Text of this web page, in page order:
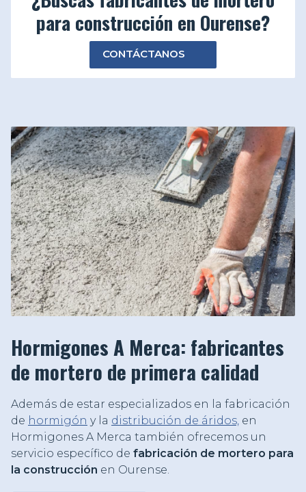
para construcción en Ourense?
CONTÁCTANOS
Hormigones A Merca: fabricantes
de mortero de primera calidad
Además de estar especializados en la fabricación
de hormigón y la distribución de áridos, en
Hormigones A Merca también ofrecemos un
servicio específico de fabricación de mortero para
la construcción en Ourense.